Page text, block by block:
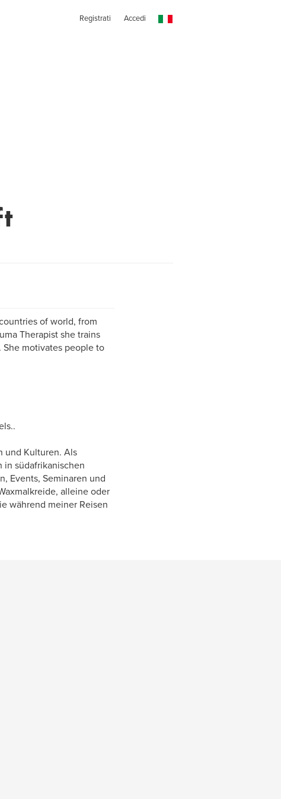
Registrati Accedi
of world, from
Therapist she trains
She motivates people to
und Kulturen. Als
in südafrikanischen
Events, Seminaren und
alleine oder
während meiner Reisen